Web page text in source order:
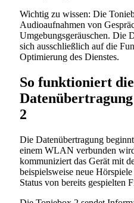
Wichtig zu wissen: Die
Audioaufnahmen von
Umgebungsgeräuschen. Die
sich ausschließlich auf die
Optimierung des Dienstes.
So funktioniert die
2
Die Datenübertragung
einem WLAN verbunden
kommuniziert das Gerät mit
beispielsweise neue
Status von bereits gespielten